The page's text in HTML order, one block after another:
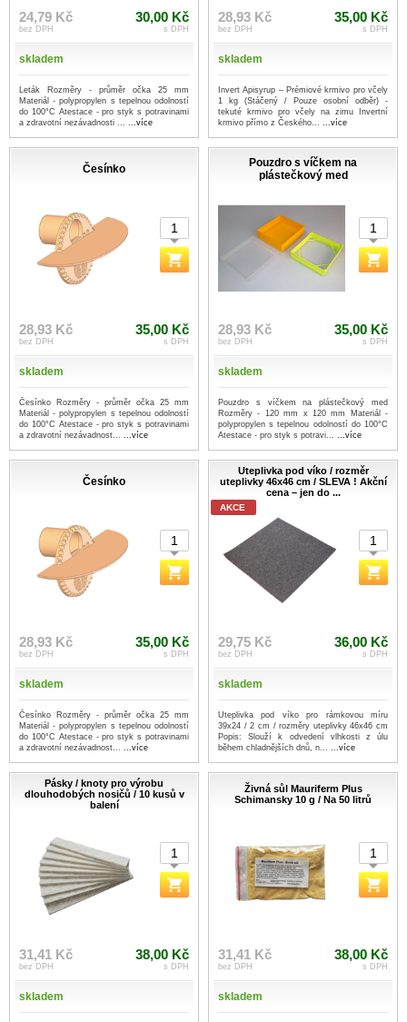
24,79 Kč
bez DPH
30,00 Kč
s DPH
skladem
Leták Rozměry - průměr očka 25 mm
Materiál - polypropylen s tepelnou odolností
do 100°C Atestace - pro styk s potravinami
a zdravotní nezávadnosti ... ...více
28,93 Kč
bez DPH
35,00 Kč
s DPH
skladem
Invert Apisyrup – Prémiové krmivo pro včely
1 kg (Stáčený / Pouze osobní odběr) -
tekuté krmivo pro včely na zimu Invertní
krmivo přímo z Českého... ...více
Česínko
28,93 Kč
bez DPH
35,00 Kč
s DPH
skladem
Česínko Rozměry - průměr očka 25 mm
Materiál - polypropylen s tepelnou odolností
do 100°C Atestace - pro styk s potravinami
a zdravotní nezávadnost... ...více
Pouzdro s víčkem na
plástečkový med
28,93 Kč
bez DPH
35,00 Kč
s DPH
skladem
Pouzdro s víčkem na plástečkový med
Rozměry - 120 mm x 120 mm Materiál -
polypropylen s tepelnou odolností do 100°C
Atestace - pro styk s potravi... ...více
Česínko
28,93 Kč
bez DPH
35,00 Kč
s DPH
skladem
Česínko Rozměry - průměr očka 25 mm
Materiál - polypropylen s tepelnou odolností
do 100°C Atestace - pro styk s potravinami
a zdravotní nezávadnost... ...více
Uteplivka pod víko / rozměr
uteplivky 46x46 cm / SLEVA ! Akční
cena – jen do ...
AKCE
29,75 Kč
bez DPH
36,00 Kč
s DPH
skladem
Uteplivka pod víko pro rámkovou míru
39x24 / 2 cm / rozměry uteplivky 46x46 cm
Popis: Slouží k odvedení vlhkosti z úlu
během chladnějších dnů, n... ...více
Pásky / knoty pro výrobu
dlouhodobých nosičů / 10 kusů v
balení
31,41 Kč
bez DPH
38,00 Kč
s DPH
skladem
Živná sůl Mauriferm Plus
Schimansky 10 g / Na 50 litrů
31,41 Kč
bez DPH
38,00 Kč
s DPH
skladem